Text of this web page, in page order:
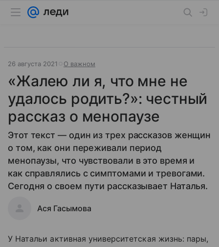
26 августа 2021 О важном
«Жалею ли я, что мне не
удалось родить?»: честный
рассказ о менопаузе
Этот текст — один из трех рассказов женщин
о том, как они переживали период
менопаузы, что чувствовали в это время и
как справлялись с симптомами и тревогами.
Сегодня о своем пути рассказывает Наталья.
Ася Гасымова
У Натальи активная университетская жизнь: пары,